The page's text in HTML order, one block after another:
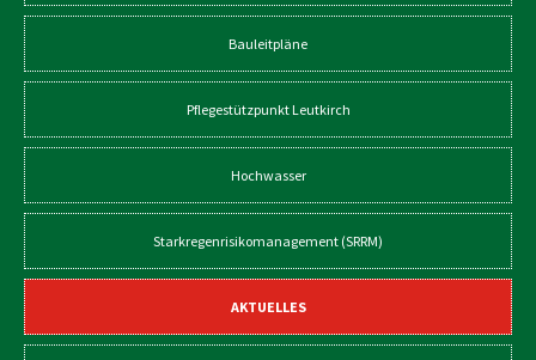
Bauleitpläne
Pflegestützpunkt Leutkirch
Hochwasser
Starkregenrisikomanagement (SRRM)
AKTUELLES